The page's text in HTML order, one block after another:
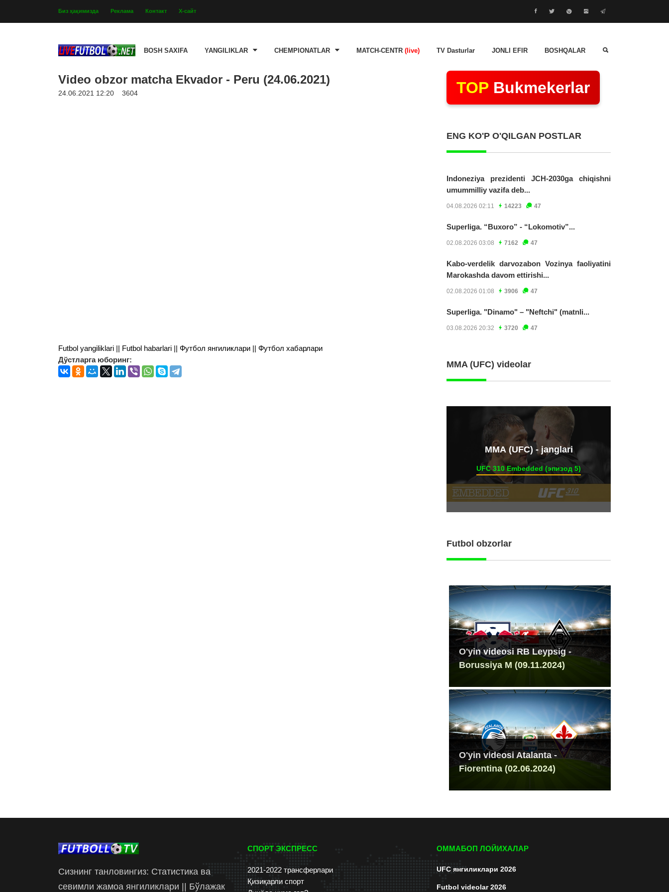
Биз ҳақимизда Реклама Контакт Х-сайт
BOSH SAXIFA YANGILIKLAR CHEMPIONATLAR MATCH-CENTR (live) TV Dasturlar JONLI EFIR BOSHQALAR
Video obzor matcha Ekvador - Peru (24.06.2021)
24.06.2021 12:20 3604
Futbol yangiliklari || Futbol habarlari || Футбол янгиликлари || Футбол хабарлари
Дўстларга юборинг:
TOP Bukmekerlar
ENG KO'P O'QILGAN POSTLAR
Indoneziya prezidenti JCH-2030ga chiqishni
umummilliy vazifa deb...
04.08.2026 02:11 14223 47
Superliga. “Buxoro” - “Lokomotiv”...
02.08.2026 03:08 7162 47
Kabo-verdelik darvozabon Vozinya faoliyatini
Marokashda davom ettirishi...
02.08.2026 01:08 3906 47
Superliga. "Dinamo" – "Neftchi" (matnli...
03.08.2026 20:32 3720 47
MMA (UFC) videolar
ММА (UFC) - janglari
UFC 310 Embedded (эпизод 5)
Futbol obzorlar
O'yin videosi RB Leypsig -
Borussiya M (09.11.2024)
O'yin videosi Atalanta -
Fiorentina (02.06.2024)
Сизнинг танловингиз: Статистика ва
севимли жамоа янгиликлари || Бўлажак
СПОРТ ЭКСПРЕСС
2021-2022 трансферлари
Қизиқарли спорт
ОММАБОП ЛОЙИХАЛАР
UFC янгиликлари 2026
Futbol videolar 2026